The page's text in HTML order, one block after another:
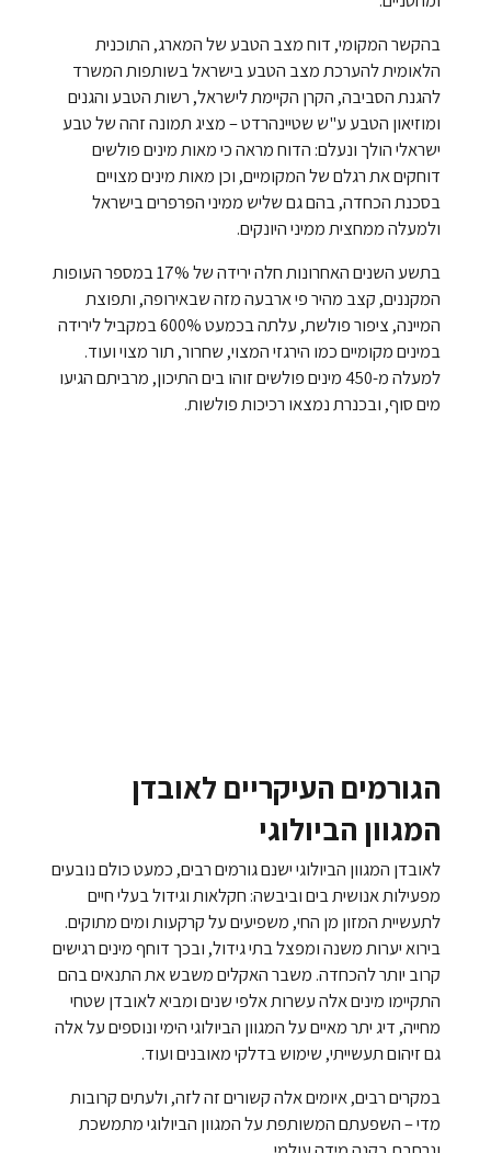
בהקשר המקומי, דוח מצב הטבע של המארג, התוכנית
הלאומית להערכת מצב הטבע בישראל בשותפות המשרד
להגנת הסביבה, הקרן הקיימת לישראל, רשות הטבע והגנים
ומוזיאון הטבע ע"ש שטיינהרדט – מציג תמונה זהה של טבע
ישראלי הולך ונעלם: הדוח מראה כי מאות מינים פולשים
דוחקים את רגלם של המקומיים, וכן מאות מינים מצויים
בסכנת הכחדה, בהם גם שליש ממיני הפרפרים בישראל
ולמעלה ממחצית ממיני היונקים.
בתשע השנים האחרונות חלה ירידה של 17% במספר העופות
המקננים, קצב מהיר פי ארבעה מזה שבאירופה, ותפוצת
המיינה, ציפור פולשת, עלתה בכמעט 600% במקביל לירידה
במינים מקומיים כמו הירגזי המצוי, שחרור, תור מצוי ועוד.
למעלה מ-450 מינים פולשים זוהו בים התיכון, מרביתם הגיעו
מים סוף, ובכנרת נמצאו רכיכות פולשות.
הגורמים העיקריים לאובדן
המגוון הביולוגי
לאובדן המגוון הביולוגי ישנם גורמים רבים, כמעט כולם נובעים
מפעילות אנושית בים וביבשה: חקלאות וגידול בעלי חיים
לתעשיית המזון מן החי, משפיעים על קרקעות ומים מתוקים.
בירוא יערות משנה ומפצל בתי גידול, ובכך דוחף מינים רגישים
קרוב יותר להכחדה. משבר האקלים משבש את התנאים בהם
התקיימו מינים אלה עשרות אלפי שנים ומביא לאובדן שטחי
מחייה, דיג יתר מאיים על המגוון הביולוגי הימי ונוספים על אלה
גם זיהום תעשייתי, שימוש בדלקי מאובנים ועוד.
במקרים רבים, איומים אלה קשורים זה לזה, ולעתים קרובות
מדי – השפעתם המשותפת על המגוון הביולוגי מתמשכת